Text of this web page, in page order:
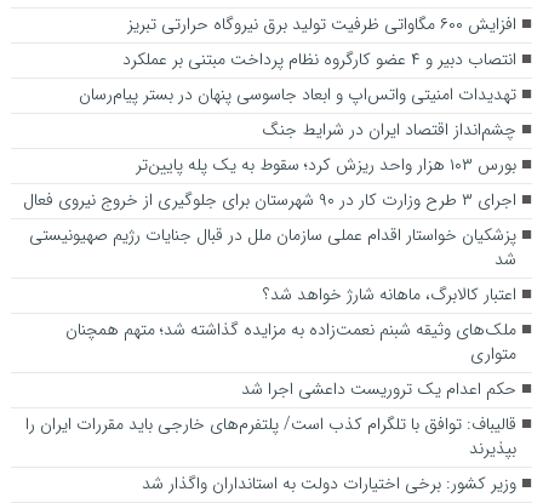
افزایش ۶۰۰ مگاواتی ظرفیت تولید برق نیروگاه حرارتی تبریز
انتصاب دبیر و ۴ عضو کارگروه نظام پرداخت مبتنی بر عملکرد
تهدیدات امنیتی واتس‌اپ و ابعاد جاسوسی پنهان در بستر پیام‌رسان
چشم‌انداز اقتصاد ایران در شرایط جنگ
بورس ۱۰۳ هزار واحد ریزش کرد؛ سقوط به یک پله پایین‌تر
اجرای ۳ طرح وزارت کار در ۹۰ شهرستان برای جلوگیری از خروج نیروی فعال
پزشکیان خواستار اقدام عملی سازمان ملل در قبال جنایات رژیم صهیونیستی
شد
اعتبار کالابرگ، ماهانه شارژ خواهد شد؟
ملک‌های وثیقه شبنم نعمت‌زاده به مزایده گذاشته شد؛ متهم همچنان
متواری
حکم اعدام یک تروریست داعشی اجرا شد
قالیباف: توافق با تلگرام کذب است/ پلتفرم‌های خارجی باید مقررات ایران را
بپذیرند
وزیر کشور: برخی اختیارات دولت به استانداران واگذار شد